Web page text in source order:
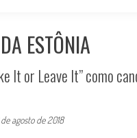
ESTÔNIA
It or Leave It” como
agosto de 2018